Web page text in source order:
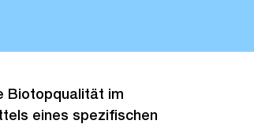
Biotopqualität im
eines spezifischen